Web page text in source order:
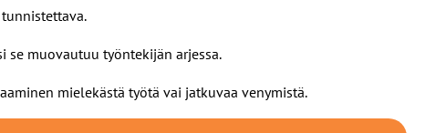
se muovautuu työntekijän arjessa.
mielekästä työtä vai jatkuvaa venymistä.